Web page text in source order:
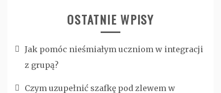
OSTATNIE WPISY
Jak pomóc nieśmiałym uczniom w integracji
z grupą?
Czym uzupełnić szafkę pod zlewem w